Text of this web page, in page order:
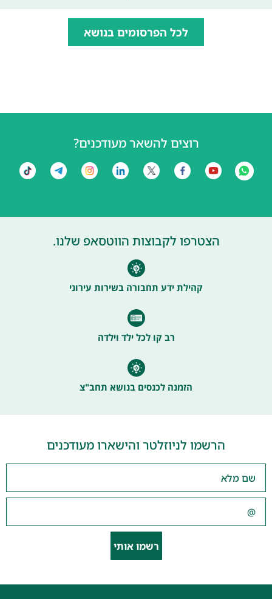
לכל הפרסומים בנושא
רוצים להשאר מעודכנים?
הצטרפו לקבוצות הווטסאפ שלנו.
קהילת ידע תחבורה בשירות עירוני
רב קו לכל ילד וילדה
הזמנה לכנסים בנושא תחב"צ
הרשמו לניוזלטר והישארו מעודכנים
רשמו אותי